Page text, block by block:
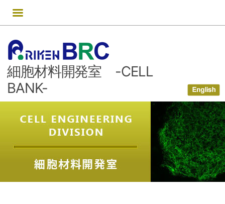
へ
細胞材料開発室 -CELL
BANK-